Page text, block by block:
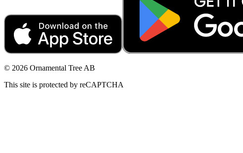
© 2026 Ornamental Tree AB
This site is protected by reCAPTCHA